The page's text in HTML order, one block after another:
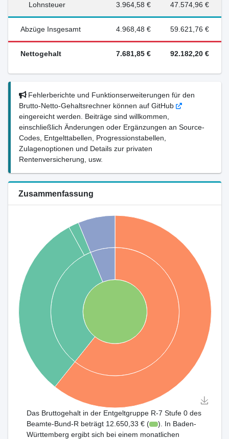
Lohnsteuer 3.964,58 € 47.574,96 €
Abzüge Insgesamt 4.968,48 € 59.621,76 €
Nettogehalt 7.681,85 € 92.182,20 €
Fehlerberichte und Funktionserweiterungen für den
Brutto-Netto-Gehaltsrechner können auf GitHub
eingereicht werden. Beiträge sind willkommen,
einschließlich Änderungen oder Ergänzungen an Source-
Codes, Entgelttabellen, Progressionstabellen,
Zulagenoptionen und Details zur privaten
Rentenversicherung, usw.
Zusammenfassung
Das Bruttogehalt in der Entgeltgruppe R-7 Stufe 0 des
Beamte-Bund-R beträgt 12.650,33 € (
). In Baden-
Württemberg ergibt sich bei einem monatlichen